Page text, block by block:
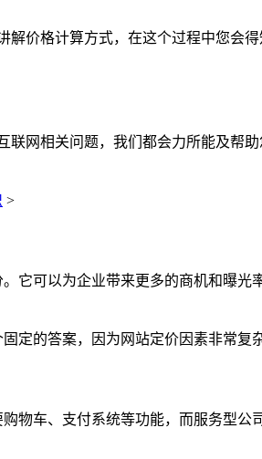
解价格计算方式，在这个过程中您会
联网相关问题，我们都会力所能及帮
>
它可以为企业带来更多的商机和曝
定的答案，因为网站定价因素非常
物车、支付系统等功能，而服务型